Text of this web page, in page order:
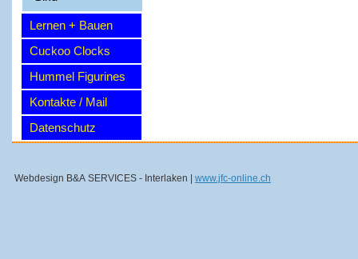
Lernen + Bauen
Cuckoo Clocks
Hummel Figurines
Kontakte / Mail
Datenschutz
Webdesign B&A SERVICES - Interlaken | www.jfc-online.ch